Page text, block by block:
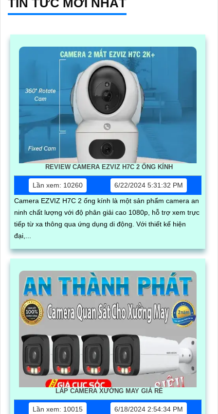
TIN TỨC MỚI NHẤT
REVIEW CAMERA EZVIZ H7C 2 ỐNG KÍNH
Lần xem: 10260
6/22/2024 5:31:32 PM
Camera EZVIZ H7C 2 ống kính là một sản phẩm camera an
ninh chất lượng với độ phân giải cao 1080p, hỗ trợ xem trực
tiếp từ xa thông qua ứng dụng di động. Với thiết kế hiện
đại,...
LẮP CAMERA XƯỞNG MAY GIÁ RẺ
Lần xem: 10015
6/18/2024 2:54:34 PM